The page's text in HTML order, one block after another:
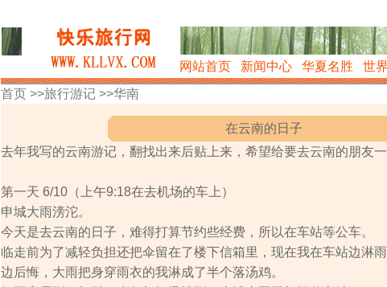
网站首页 新闻中心 华夏名胜 世
首页 >>旅行游记 >>华南
在云南的日子
去年我写的云南游记，翻找出来后贴上来，希望给要去云南的朋友一
第一天 6/10（上午9:18在去机场的车上）
申城大雨滂沱。
今天是去云南的日子，难得打算节约些经费，所以在车站等公车。
临走前为了减轻负担还把伞留在了楼下信箱里，现在我在车站边淋雨
边后悔，大雨把身穿雨衣的我淋成了半个落汤鸡。